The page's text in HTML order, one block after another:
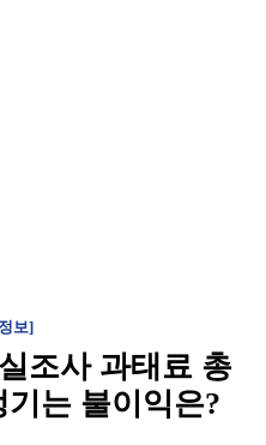
보]
조사 과태료 총
는 불이익은?